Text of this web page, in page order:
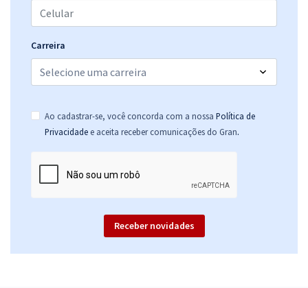
Carreira
Ao cadastrar-se, você concorda com a nossa Política de
Privacidade e aceita receber comunicações do Gran.
Receber novidades